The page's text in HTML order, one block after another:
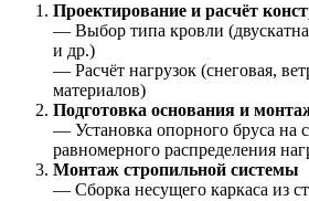
Проектирование и расчёт
— Выбор типа кровли
и др.)
— Расчёт нагрузок (снеговая,
материалов)
Подготовка основания и
— Установка опорного бруса на
равномерного распределения
Монтаж стропильной системы
— Сборка несущего каркаса из